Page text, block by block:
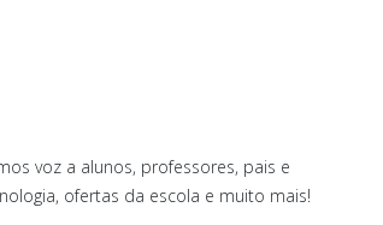
voz a alunos, professores, pais e
ofertas da escola e muito mais!